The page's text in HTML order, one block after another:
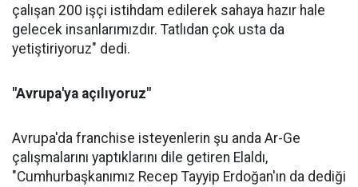
çalışan 200 işçi istihdam edilerek sahaya hazır hale
gelecek insanlarımızdır. Tatlıdan çok usta da
yetiştiriyoruz" dedi.
"Avrupa'ya açılıyoruz"
Avrupa'da franchise isteyenlerin şu anda Ar-Ge
çalışmalarını yaptıklarını dile getiren Elaldı,
"Cumhurbaşkanımız Recep Tayyip Erdoğan'ın da dediği